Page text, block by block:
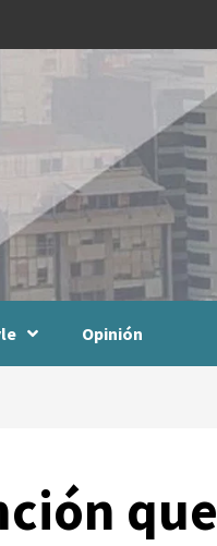
Opinión
que